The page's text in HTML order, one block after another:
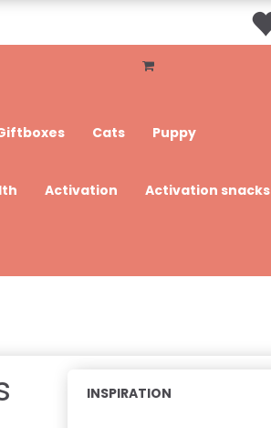
Cats Puppy
Activation Activation snacks
INSPIRATION